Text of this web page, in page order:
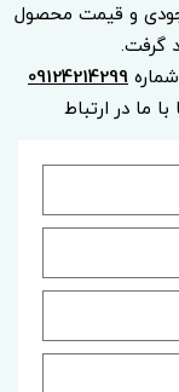
و قیمت محصول
گرفت.
09124214299
ما در ارتباط